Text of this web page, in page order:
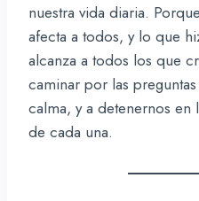
nuestra vida diaria.
afecta a todos, y lo que
alcanza a todos los que
caminar por las
calma, y a detenernos
de cada una.